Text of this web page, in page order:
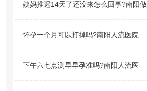
姨妈推迟14天了还没来怎么回事?南阳做
怀孕一个月可以打掉吗?南阳人流医院
下午六七点测早早孕准吗?南阳人流医